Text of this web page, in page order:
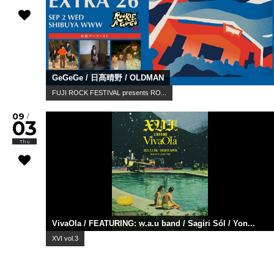
GeGeGe / 日髙晴野 / OLDMAN
FUJI ROCK FESTIVAL presents RO...
09 /
03
Thu
VivaOla / FEATURING: w.a.u band / Sagiri Sól / Yon...
XVI vol.3